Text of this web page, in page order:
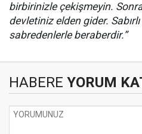
birbirinizle çekişmeyin.
devletiniz elden gider.
sabredenlerle beraberdir.”
HABERE YORUM